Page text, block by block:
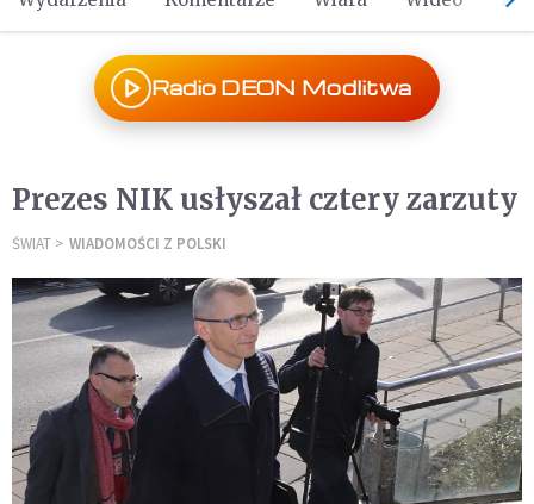
Radio DEON Modlitwa
Prezes NIK usłyszał cztery zarzuty
ŚWIAT WIADOMOŚCI Z POLSKI